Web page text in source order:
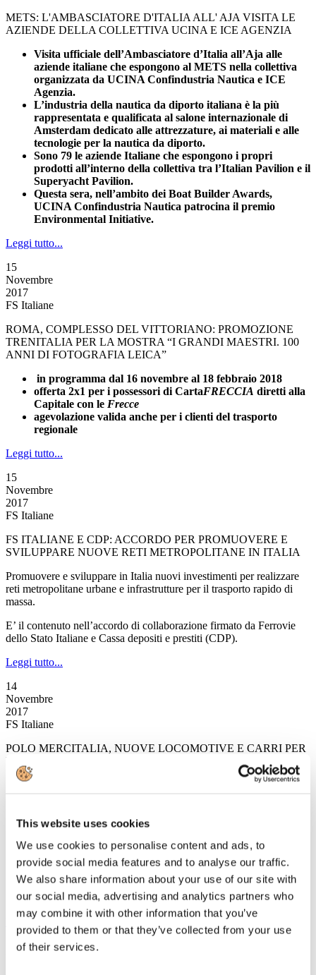
This website uses cookies
We use cookies to personalise content and ads, to
provide social media features and to analyse our traffic.
We also share information about your use of our site with
our social media, advertising and analytics partners who
may combine it with other information that you’ve
provided to them or that they’ve collected from your use
of their services.
METS: L'AMBASCIATORE D'ITALIA ALL' AJA VISITA LE
AZIENDE DELLA COLLETTIVA UCINA E ICE AGENZIA
Visita ufficiale dell’Ambasciatore d’Italia all’Aja alle
aziende italiane che espongono al METS nella collettiva
organizzata da UCINA Confindustria Nautica e ICE
Agenzia.
L’industria della nautica da diporto italiana è la più
rappresentata e qualificata al salone internazionale di
Amsterdam dedicato alle attrezzature, ai materiali e alle
tecnologie per la nautica da diporto.
Sono 79 le aziende Italiane che espongono i propri
prodotti all’interno della collettiva tra l’Italian Pavilion e il
Superyacht Pavilion.
Questa sera, nell’ambito dei Boat Builder Awards,
UCINA Confindustria Nautica patrocina il premio
Environmental Initiative.
Leggi tutto...
15
Novembre
2017
FS Italiane
ROMA, COMPLESSO DEL VITTORIANO: PROMOZIONE
TRENITALIA PER LA MOSTRA “I GRANDI MAESTRI. 100
ANNI DI FOTOGRAFIA LEICA”
in programma dal 16 novembre al 18 febbraio 2018
offerta 2x1 per i possessori di CartaFRECCIA diretti alla
Capitale con le Frecce
agevolazione valida anche per i clienti del trasporto
regionale
Leggi tutto...
15
Novembre
2017
FS Italiane
FS ITALIANE E CDP: ACCORDO PER PROMUOVERE E
SVILUPPARE NUOVE RETI METROPOLITANE IN ITALIA
Promuovere e sviluppare in Italia nuovi investimenti per realizzare
reti metropolitane urbane e infrastrutture per il trasporto rapido di
massa.
E’ il contenuto nell’accordo di collaborazione firmato da Ferrovie
dello Stato Italiane e Cassa depositi e prestiti (CDP).
Leggi tutto...
14
Novembre
2017
FS Italiane
POLO MERCITALIA, NUOVE LOCOMOTIVE E CARRI PER
POTENZIARE IL TRASPORTO MERCI IN ITALIA E IN
EUROPA
Mercitalia Rail e TX Logistik acquistano 125 nuovi
investimento complessivo circa 400 milioni di euro
prime consegne autunno 2018
CEMAT e Mercitalia Rail acquistano 250 nuovi carri
investimento complessivo circa 27 milioni di euro
prime consegne primavera 2018
Leggi tutto...
13